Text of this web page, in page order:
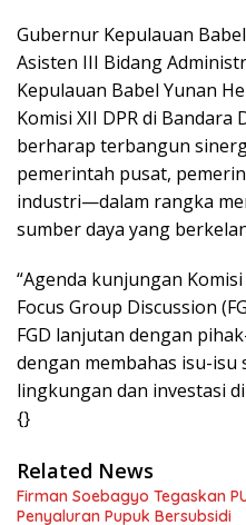
Gubernur Kepulauan
Asisten III Bidang
Kepulauan Babel Yunan
Komisi XII DPR di
berharap terbangun
pemerintah pusat,
industri—dalam rangka
sumber daya yang
“Agenda kunjungan
Focus Group Discussion
FGD lanjutan dengan
dengan membahas isu-
lingkungan dan investasi
{}
Related News
Firman Soebagyo Tegaskan
Penyaluran Pupuk Bersubsidi